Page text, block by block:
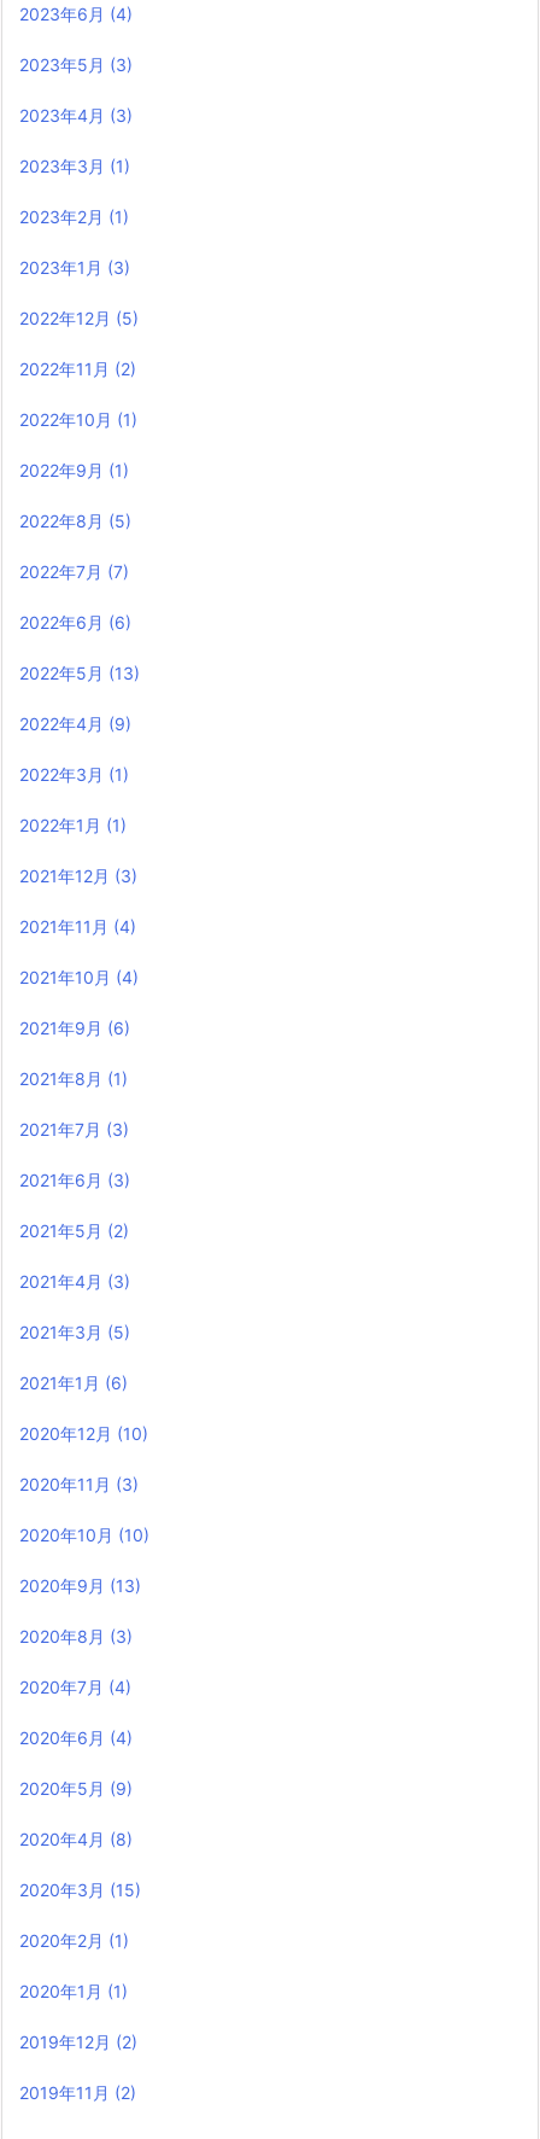
2023年6月 (4)
2023年5月 (3)
2023年4月 (3)
2023年3月 (1)
2023年2月 (1)
2023年1月 (3)
2022年12月 (5)
2022年11月 (2)
2022年10月 (1)
2022年9月 (1)
2022年8月 (5)
2022年7月 (7)
2022年6月 (6)
2022年5月 (13)
2022年4月 (9)
2022年3月 (1)
2022年1月 (1)
2021年12月 (3)
2021年11月 (4)
2021年10月 (4)
2021年9月 (6)
2021年8月 (1)
2021年7月 (3)
2021年6月 (3)
2021年5月 (2)
2021年4月 (3)
2021年3月 (5)
2021年1月 (6)
2020年12月 (10)
2020年11月 (3)
2020年10月 (10)
2020年9月 (13)
2020年8月 (3)
2020年7月 (4)
2020年6月 (4)
2020年5月 (9)
2020年4月 (8)
2020年3月 (15)
2020年2月 (1)
2020年1月 (1)
2019年12月 (2)
2019年11月 (2)